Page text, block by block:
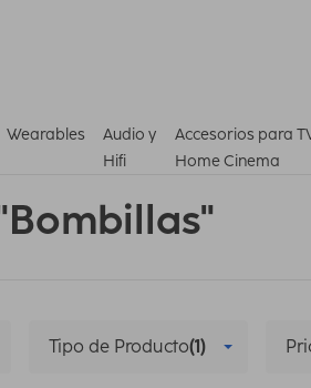
Wearables
Audio y
Hifi
Accesorios para
Home Cinema
Tipo de Producto(1)